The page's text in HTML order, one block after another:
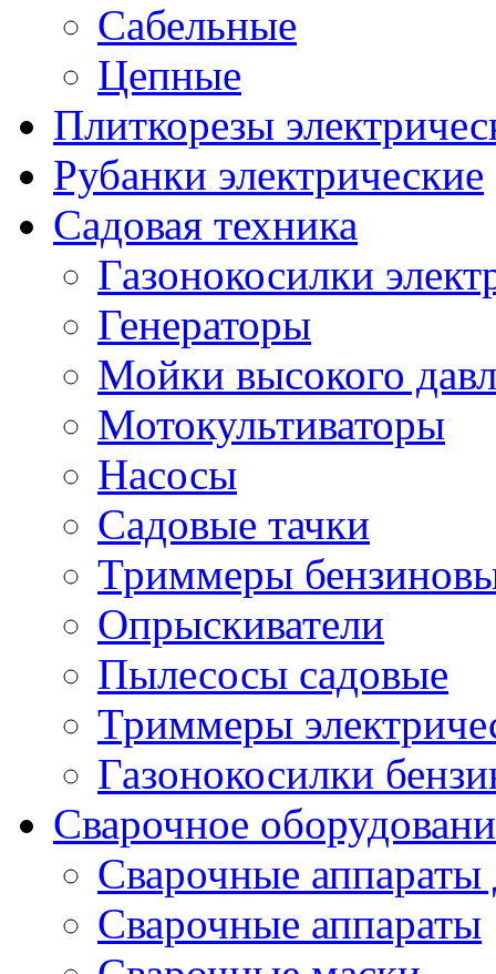
Сабельные
Цепные
Плиткорезы
Рубанки электрические
Садовая техника
Газонокосилки
Генераторы
Мойки высокого
Мотокультиваторы
Насосы
Садовые тачки
Триммеры
Опрыскиватели
Пылесосы садовые
Триммеры
Газонокосилки
Сварочное
Сварочные
Сварочные аппараты